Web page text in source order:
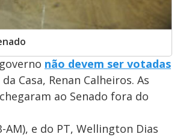
não devem ser votadas
Casa, Renan Calheiros. As
ao Senado fora do
e do PT, Wellington Dias